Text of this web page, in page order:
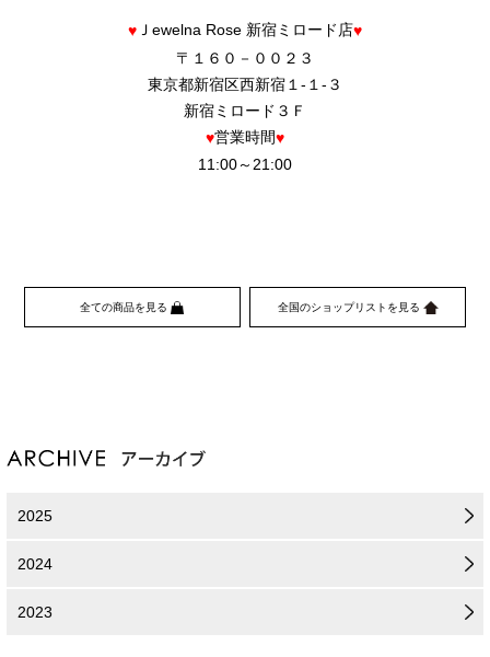
♥ Ｊewelna Rose 新宿ミロード店♥
〒１６０－００２３
東京都新宿区西新宿１-１-３
新宿ミロード３Ｆ
♥営業時間♥
11:00～21:00
全ての商品を見る 全国のショップリストを見る
2025
2024
2023